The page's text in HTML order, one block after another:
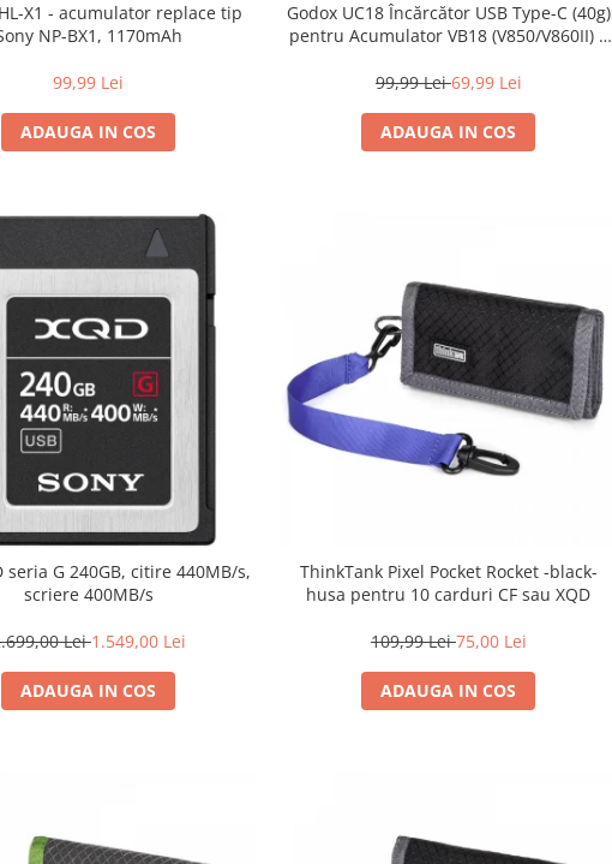
X1 - acumulator replace tip
NP-BX1, 1170mAh
99,99 Lei
ADAUGA IN COS
Godox UC18 Încărcător USB Type-C (40g)
pentru Acumulator VB18 (V850/V860II) –
99,99 Lei69,99 Lei
ADAUGA IN COS
seria G 240GB, citire 440MB/s,
scriere 400MB/s
Lei1.549,00 Lei
ADAUGA IN COS
ThinkTank Pixel Pocket Rocket -black-
husa pentru 10 carduri CF sau XQD
109,99 Lei75,00 Lei
ADAUGA IN COS